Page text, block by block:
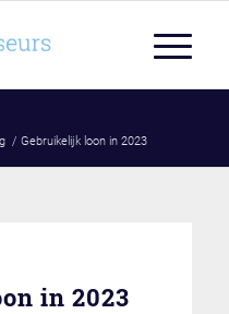
/ Gebruikelijk loon in 2023
in 2023